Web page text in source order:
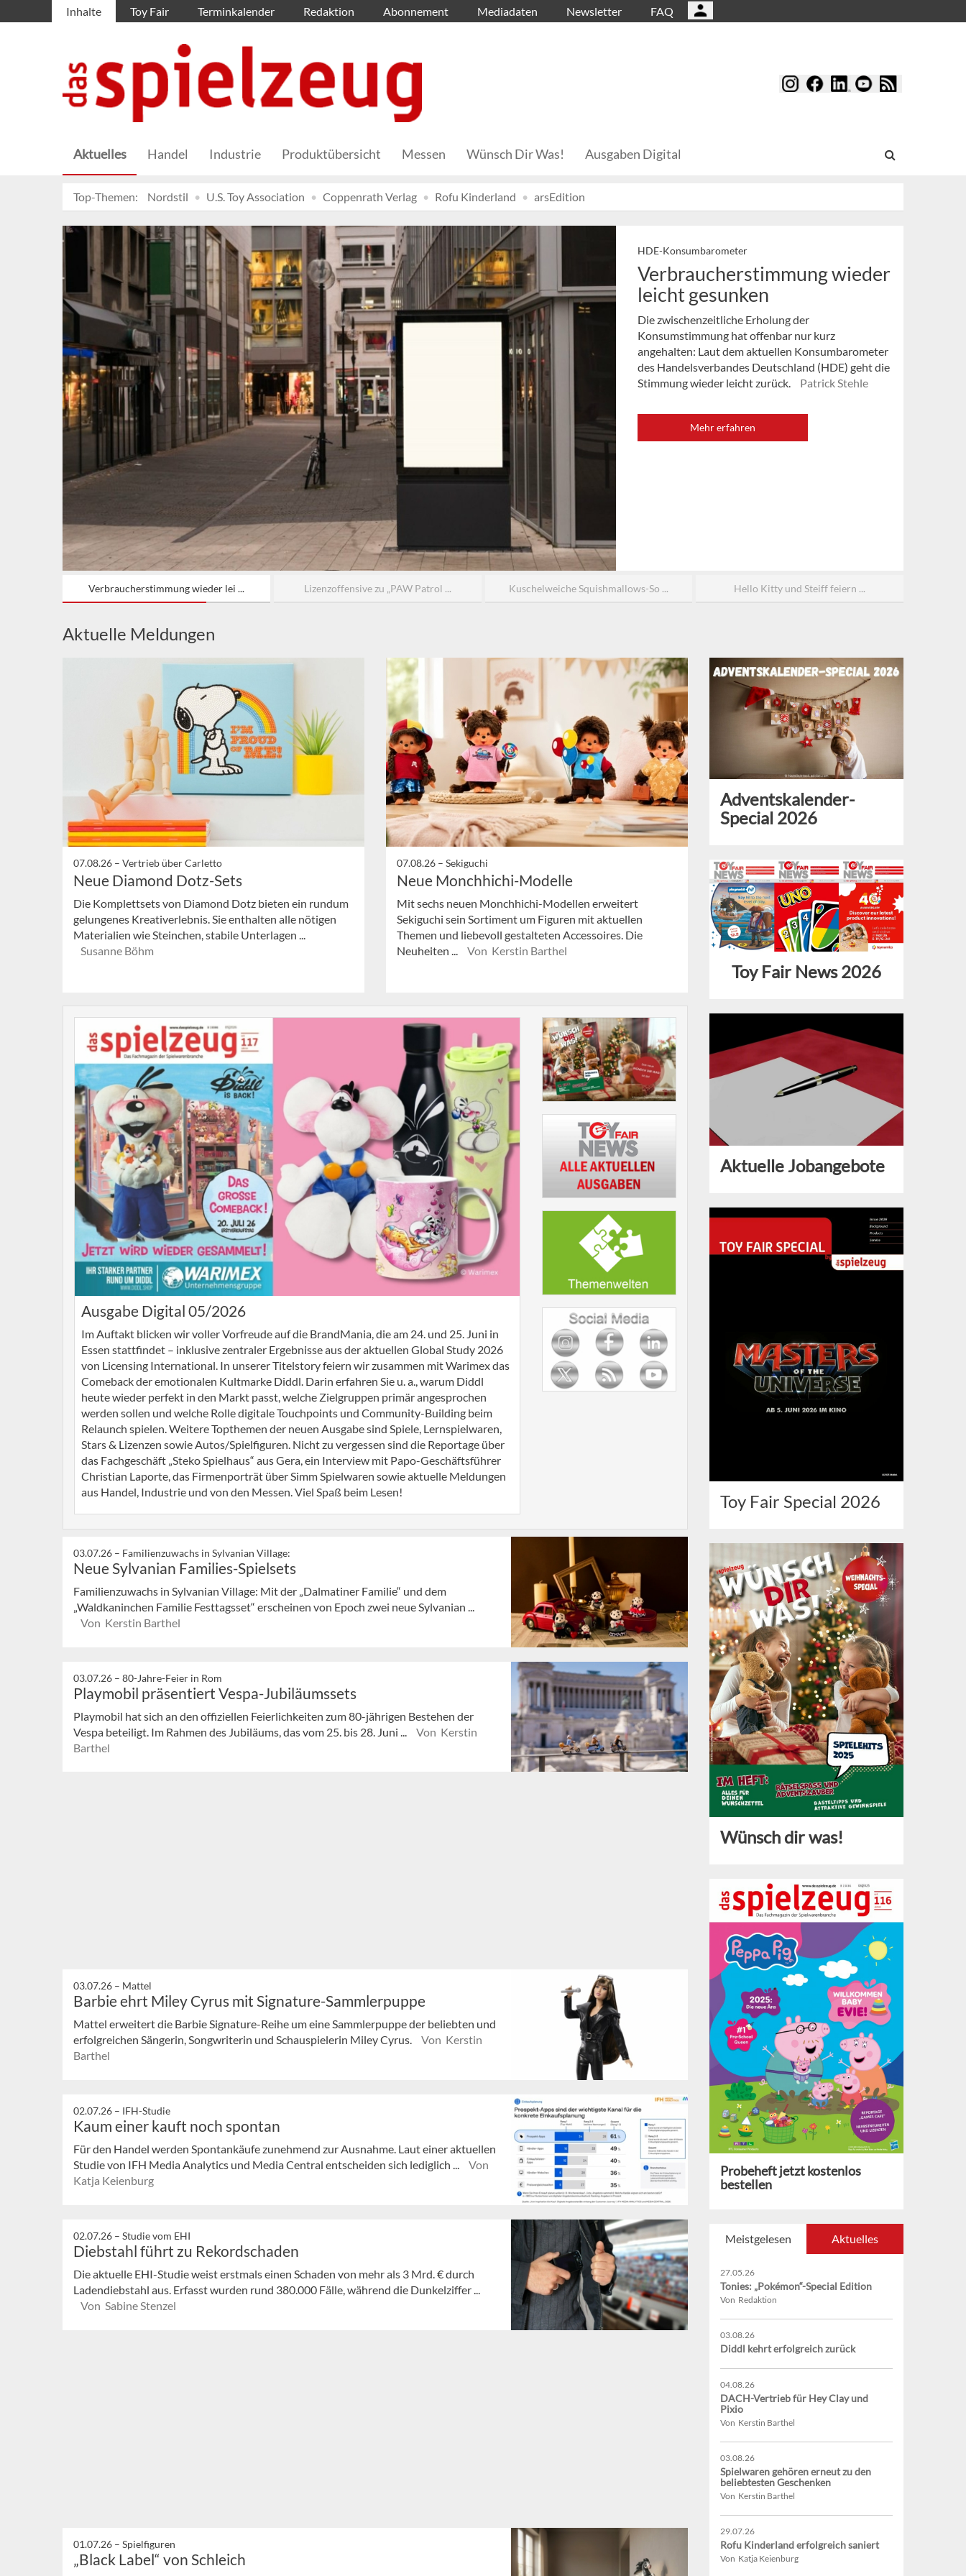
Inhalte Toy Fair Terminkalender Redaktion Abonnement Mediadaten Newsletter FAQ
Aktuelles Handel Industrie Produktübersicht Messen Wünsch Dir Was! Ausgaben Digital
Top-Themen: Nordstil U.S. Toy Association Coppenrath Verlag Rofu Kinderland arsEdition
HDE-Konsumbarometer
Verbraucherstimmung wieder
leicht gesunken
Die zwischenzeitliche Erholung der
Konsumstimmung hat offenbar nur kurz
angehalten: Laut dem aktuellen Konsumbarometer
des Handelsverbandes Deutschland (HDE) geht die
Stimmung wieder leicht zurück.
Patrick Stehle
Mehr erfahren
Verbraucherstimmung wieder lei ... Lizenzoffensive zu „PAW Patrol ... Kuschelweiche Squishmallows-So ... Hello Kitty und Steiff feiern ...
Aktuelle Meldungen
07.08.26 – Vertrieb über Carletto
Neue Diamond Dotz-Sets
Die Komplettsets von Diamond Dotz bieten ein rundum
gelungenes Kreativerlebnis. Sie enthalten alle nötigen
Materialien wie Steinchen, stabile Unterlagen ...
Susanne Böhm
07.08.26 – Sekiguchi
Neue Monchhichi-Modelle
Mit sechs neuen Monchhichi-Modellen erweitert
Sekiguchi sein Sortiment um Figuren mit aktuellen
Themen und liebevoll gestalteten Accessoires. Die
Neuheiten ...
Von Kerstin Barthel
Ausgabe Digital 05/2026
Im Auftakt blicken wir voller Vorfreude auf die BrandMania, die am 24. und 25. Juni in
Essen stattfindet – inklusive zentraler Ergebnisse aus der aktuellen Global Study 2026
von Licensing International. In unserer Titelstory feiern wir zusammen mit Warimex das
Comeback der emotionalen Kultmarke Diddl. Darin erfahren Sie u. a., warum Diddl
heute wieder perfekt in den Markt passt, welche Zielgruppen primär angesprochen
werden sollen und welche Rolle digitale Touchpoints und Community-Building beim
Relaunch spielen. Weitere Topthemen der neuen Ausgabe sind Spiele, Lernspielwaren,
Stars & Lizenzen sowie Autos/Spielfiguren. Nicht zu vergessen sind die Reportage über
das Fachgeschäft „Steko Spielhaus“ aus Gera, ein Interview mit Papo-Geschäftsführer
Christian Laporte, das Firmenporträt über Simm Spielwaren sowie aktuelle Meldungen
aus Handel, Industrie und von den Messen. Viel Spaß beim Lesen!
03.07.26 – Familienzuwachs in Sylvanian Village:
Neue Sylvanian Families-Spielsets
Familienzuwachs in Sylvanian Village: Mit der „Dalmatiner Familie“ und dem
„Waldkaninchen Familie Festtagsset“ erscheinen von Epoch zwei neue Sylvanian ...
Von Kerstin Barthel
03.07.26 – 80-Jahre-Feier in Rom
Playmobil präsentiert Vespa-Jubiläumssets
Playmobil hat sich an den offiziellen Feierlichkeiten zum 80-jährigen Bestehen der
Vespa beteiligt. Im Rahmen des Jubiläums, das vom 25. bis 28. Juni ...
Von Kerstin
Barthel
03.07.26 – Mattel
Barbie ehrt Miley Cyrus mit Signature-Sammlerpuppe
Mattel erweitert die Barbie Signature-Reihe um eine Sammlerpuppe der beliebten und
erfolgreichen Sängerin, Songwriterin und Schauspielerin Miley Cyrus.
Von Kerstin
Barthel
02.07.26 – IFH-Studie
Kaum einer kauft noch spontan
Für den Handel werden Spontankäufe zunehmend zur Ausnahme. Laut einer aktuellen
Studie von IFH Media Analytics und Media Central entscheiden sich lediglich ...
Von
Katja Keienburg
02.07.26 – Studie vom EHI
Diebstahl führt zu Rekordschaden
Die aktuelle EHI-Studie weist erstmals einen Schaden von mehr als 3 Mrd. € durch
Ladendiebstahl aus. Erfasst wurden rund 380.000 Fälle, während die Dunkelziffer ...
Von Sabine Stenzel
01.07.26 – Spielfiguren
„Black Label“ von Schleich
Adventskalender-
Special 2026
Toy Fair News 2026
Aktuelle Jobangebote
Toy Fair Special 2026
Wünsch dir was!
Probeheft jetzt kostenlos
bestellen
Meistgelesen Aktuelles
27.05.26
Tonies: „Pokémon“-Special Edition
Von Redaktion
03.08.26
Diddl kehrt erfolgreich zurück
04.08.26
DACH-Vertrieb für Hey Clay und
Pixio
Von Kerstin Barthel
03.08.26
Spielwaren gehören erneut zu den
beliebtesten Geschenken
Von Kerstin Barthel
29.07.26
Rofu Kinderland erfolgreich saniert
Von Katja Keienburg